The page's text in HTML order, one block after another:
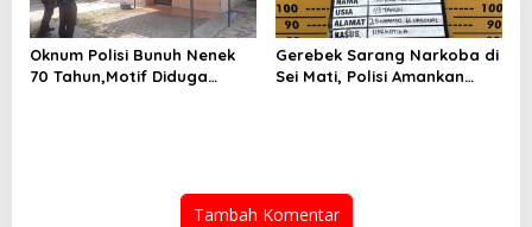
Oknum Polisi Bunuh Nenek
70 Tahun,Motif Diduga
Gerebek Sarang Narkoba di
Sei Mati, Polisi Amankan
Tambah Komentar